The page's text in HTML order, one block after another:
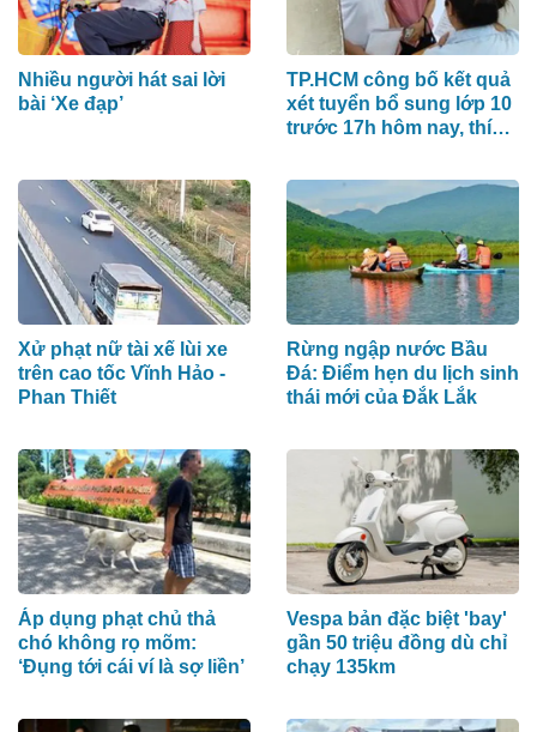
Nhiều người hát sai lời
bài ‘Xe đạp’
TP.HCM công bố kết quả
xét tuyển bổ sung lớp 10
trước 17h hôm nay, thí
Xử phạt nữ tài xế lùi xe
trên cao tốc Vĩnh Hảo -
Phan Thiết
Rừng ngập nước Bầu
Đá: Điểm hẹn du lịch sinh
thái mới của Đắk Lắk
Áp dụng phạt chủ thả
chó không rọ mõm:
‘Đụng tới cái ví là sợ liền’
Vespa bản đặc biệt 'bay'
gần 50 triệu đồng dù chỉ
chạy 135km